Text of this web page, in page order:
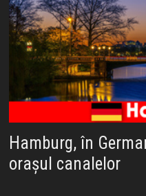
Hamburg, în
orașul canalelor